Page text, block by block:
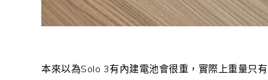
本來以為Solo 3有內建電池會很重，實際上重量只